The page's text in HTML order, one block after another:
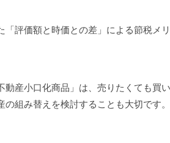
評価額と時価との差」による節税メ
産小口化商品」は、売りたくても買
組み替えを検討することも大切です。